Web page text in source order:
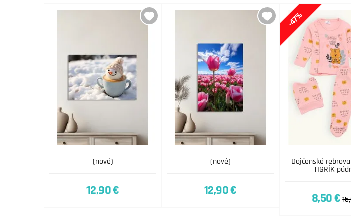
(nové)
12,90 €
(nové)
12,90 €
Dojčenské
TIGRÍK
-47%
8,50 €